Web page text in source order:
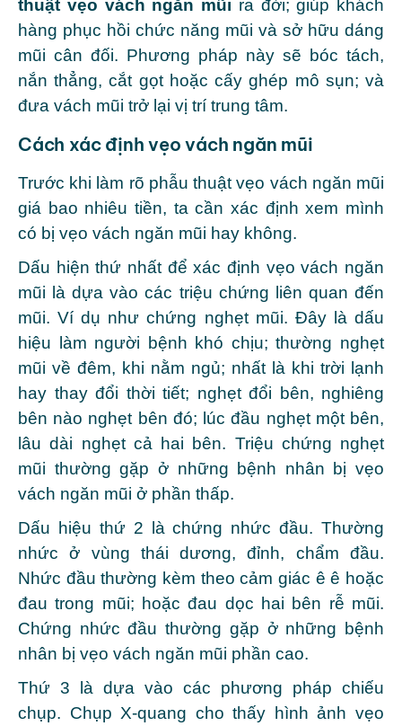
thuật vẹo vách ngăn mũi ra đời; giúp khách
hàng phục hồi chức năng mũi và sở hữu dáng
mũi cân đối. Phương pháp này sẽ bóc tách,
nắn thẳng, cắt gọt hoặc cấy ghép mô sụn; và
đưa vách mũi trở lại vị trí trung tâm.
Cách xác định vẹo vách ngăn mũi
Trước khi làm rõ phẫu thuật vẹo vách ngăn mũi
giá bao nhiêu tiền, ta cần xác định xem mình
có bị vẹo vách ngăn mũi hay không.
Dấu hiện thứ nhất để xác định vẹo vách ngăn
mũi là dựa vào các triệu chứng liên quan đến
mũi. Ví dụ như chứng nghẹt mũi. Đây là dấu
hiệu làm người bệnh khó chịu; thường nghẹt
mũi về đêm, khi nằm ngủ; nhất là khi trời lạnh
hay thay đổi thời tiết; nghẹt đổi bên, nghiêng
bên nào nghẹt bên đó; lúc đầu nghẹt một bên,
lâu dài nghẹt cả hai bên. Triệu chứng nghẹt
mũi thường gặp ở những bệnh nhân bị vẹo
vách ngăn mũi ở phần thấp.
Dấu hiệu thứ 2 là chứng nhức đầu. Thường
nhức ở vùng thái dương, đỉnh, chẩm đầu.
Nhức đầu thường kèm theo cảm giác ê ê hoặc
đau trong mũi; hoặc đau dọc hai bên rễ mũi.
Chứng nhức đầu thường gặp ở những bệnh
nhân bị vẹo vách ngăn mũi phần cao.
Thứ 3 là dựa vào các phương pháp chiếu
chụp. Chụp X-quang cho thấy hình ảnh vẹo